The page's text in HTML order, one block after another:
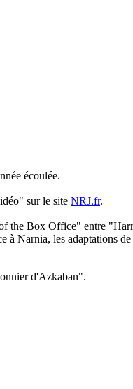
écoulée.
sur le site NRJ.fr.
the Box Office" entre
à Narnia, les adaptations
d'Azkaban".